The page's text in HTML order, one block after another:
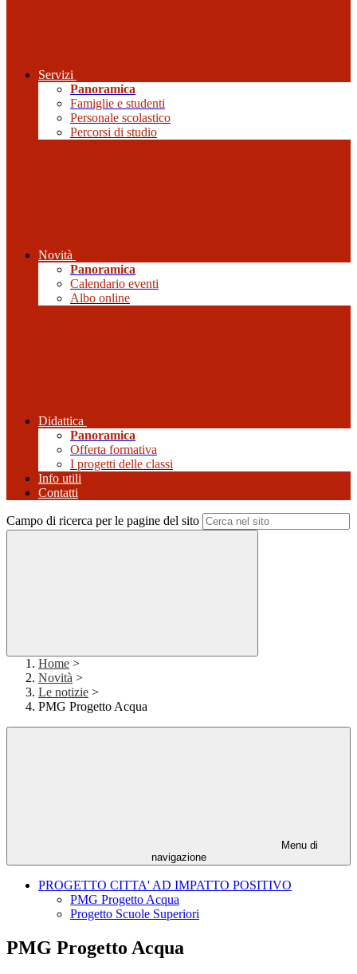
Servizi
Panoramica
Famiglie e studenti
Personale scolastico
Percorsi di studio
Novità
Panoramica
Calendario eventi
Albo online
Didattica
Panoramica
Offerta formativa
I progetti delle classi
Info utili
Contatti
Campo di ricerca per le pagine del sito
Home >
Novità >
Le notizie >
PMG Progetto Acqua
Menu di
navigazione
PROGETTO CITTA' AD IMPATTO POSITIVO
PMG Progetto Acqua
Progetto Scuole Superiori
PMG Progetto Acqua